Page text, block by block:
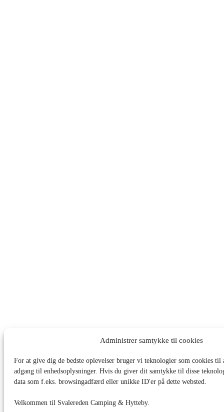
Administrer samtykke til cookies
For at give dig de bedste oplevelser bruger vi teknologier som cookies til
adgang til enhedsoplysninger. Hvis du giver dit samtykke til disse
data som f.eks. browsingadfærd eller unikke ID'er på dette websted.
Velkommen til Svalereden Camping & Hytteby.